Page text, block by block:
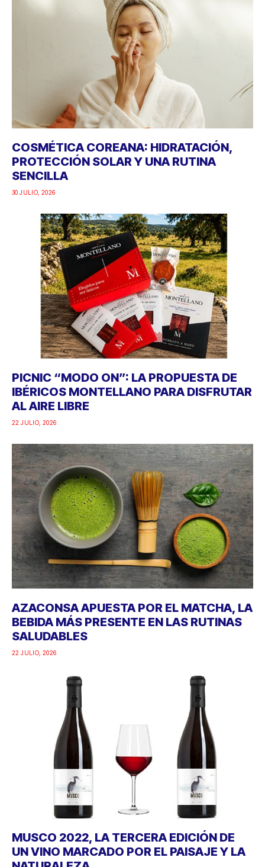
COSMÉTICA COREANA: HIDRATACIÓN,
PROTECCIÓN SOLAR Y UNA RUTINA
SENCILLA
30 JULIO, 2026
PICNIC “MODO ON”: LA PROPUESTA DE
IBÉRICOS MONTELLANO PARA DISFRUTAR
AL AIRE LIBRE
22 JULIO, 2026
AZACONSA APUESTA POR EL MATCHA, LA
BEBIDA MÁS PRESENTE EN LAS RUTINAS
SALUDABLES
22 JULIO, 2026
MUSCO 2022, LA TERCERA EDICIÓN DE
UN VINO MARCADO POR EL PAISAJE Y LA